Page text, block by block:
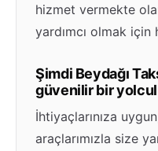
hizmet vermekte
yardımcı olmak için
Şimdi Beydağı
güvenilir bir
İhtiyaçlarınıza
araçlarımızla size